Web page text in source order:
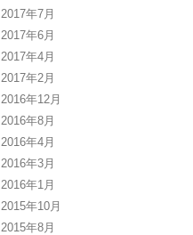
2017年7月
2017年6月
2017年4月
2017年2月
2016年12月
2016年8月
2016年4月
2016年3月
2016年1月
2015年10月
2015年8月